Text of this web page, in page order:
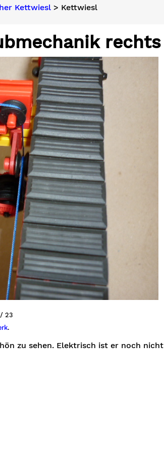
Kettwiesl> Kettwiesl
rechts
/ 23
.
zu sehen. Elektrisch ist er noch nicht